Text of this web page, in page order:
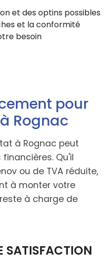
et des optins possibles
et la conformité
besoin
pour
Rognac
à Rognac peut
Qu'il
ou de TVA réduite,
à monter votre
à charge de
SATISFACTION